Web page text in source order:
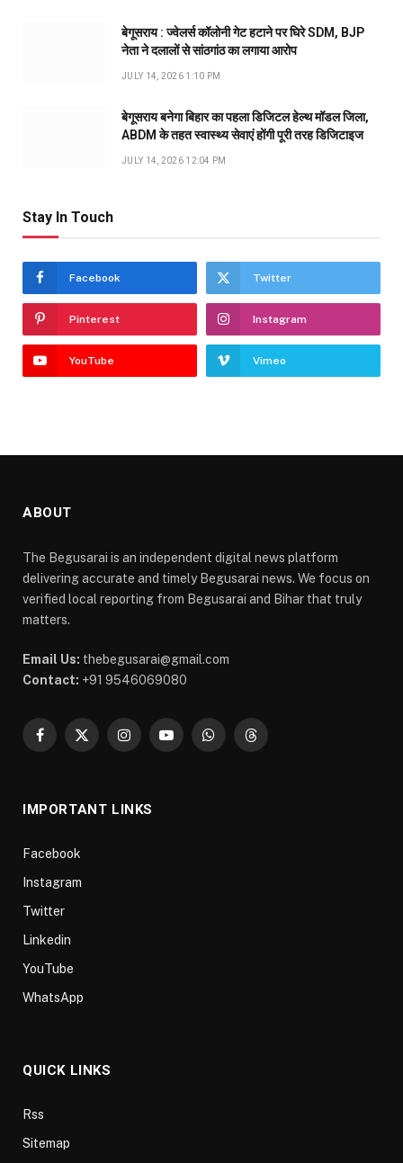
बेगूसराय : ज्वेलर्स कॉलोनी गेट हटाने पर घिरे SDM, BJP
नेता ने दलालों से सांठगांठ का लगाया आरोप
JULY 14, 2026 1:10 PM
बेगूसराय बनेगा बिहार का पहला डिजिटल हेल्थ मॉडल जिला,
ABDM के तहत स्वास्थ्य सेवाएं होंगी पूरी तरह डिजिटाइज
JULY 14, 2026 12:04 PM
Stay In Touch
Facebook Twitter
Pinterest Instagram
YouTube Vimeo
ABOUT
The Begusarai is an independent digital news platform
delivering accurate and timely Begusarai news. We focus on
verified local reporting from Begusarai and Bihar that truly
matters.
Email Us: thebegusarai@gmail.com
Contact: +91 9546069080
Facebook
X
InstagramYouTubeWhatsAppThreads
IMPORTANT LINKS
Facebook
Instagram
Twitter
Linkedin
YouTube
WhatsApp
QUICK LINKS
Rss
Sitemap